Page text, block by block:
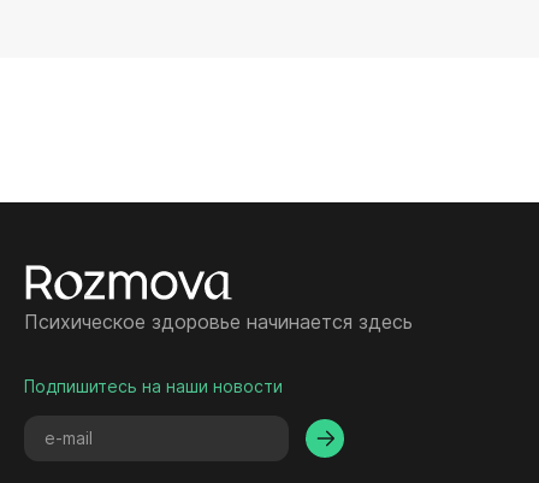
Психическое здоровье начинается здесь
Подпишитесь на наши новости